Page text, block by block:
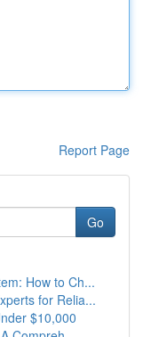
Report Page
Go
How to Ch...
for Relia...
$10,000